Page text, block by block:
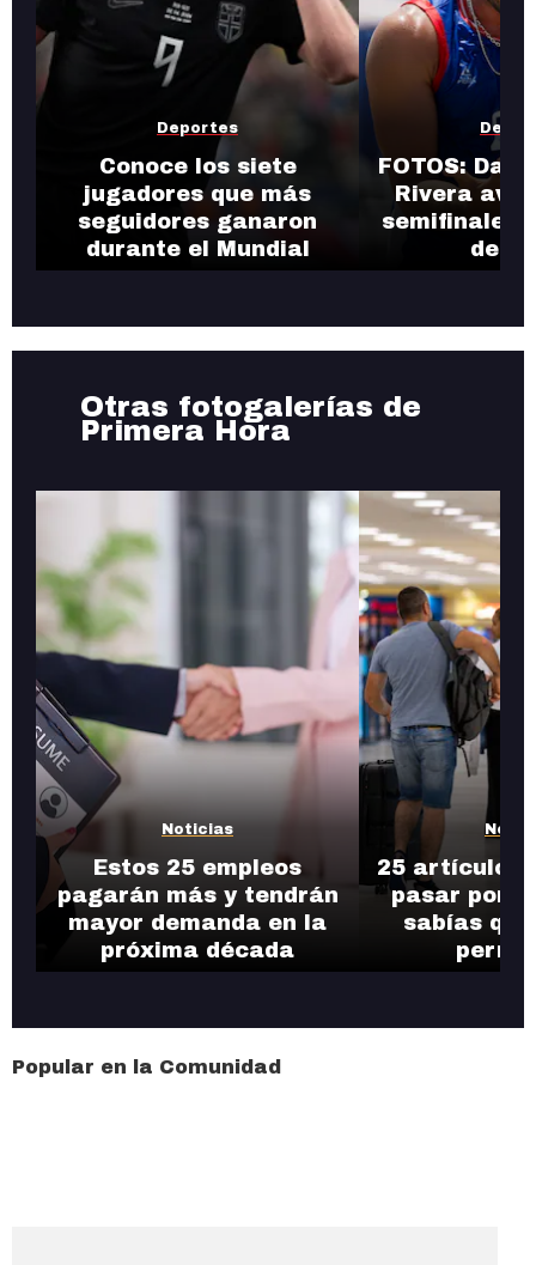
Deportes
Conoce los siete
jugadores que más
seguidores ganaron
durante el Mundial
FOTOS:
Rivera
semifinales
de
Otras fotogalerías de
Primera Hora
Noticias
Estos 25 empleos
pagarán más y tendrán
mayor demanda en la
próxima década
25 artículos
pasar por
sabías
Popular en la Comunidad